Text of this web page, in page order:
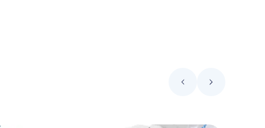
СтрелкаСтрелка